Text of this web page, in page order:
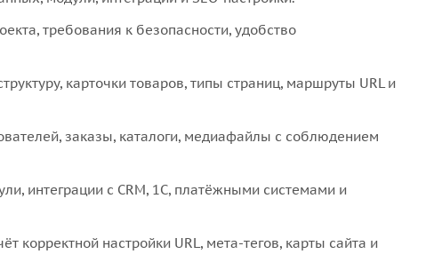
требования к безопасности, удобство
карточки товаров, типы страниц, маршруты URL и
заказы, каталоги, медиафайлы с соблюдением
интеграции с CRM, 1С, платёжными системами и
корректной настройки URL, мета-тегов, карты сайта и